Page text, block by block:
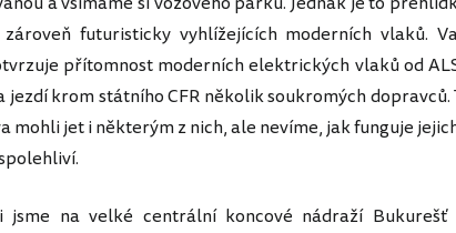
futuristicky vyhlížejících moderních vlaků.
přítomnost moderních elektrických vlaků od
jezdí krom státního CFR několik soukromých
mohli jet i některým z nich, ale nevíme, jak funguje
jsme na velké centrální koncové nádraží Bukurešť